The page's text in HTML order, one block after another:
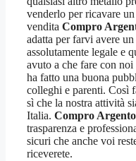
venderlo per ricavare
vendita Compro
adatta per farvi avere
assolutamente legale e
avuto a che fare con
ha fatto una buona
colleghi e parenti. Così
sì che la nostra attività
Italia. Compro
trasparenza e
sicuri che anche voi
riceverete.